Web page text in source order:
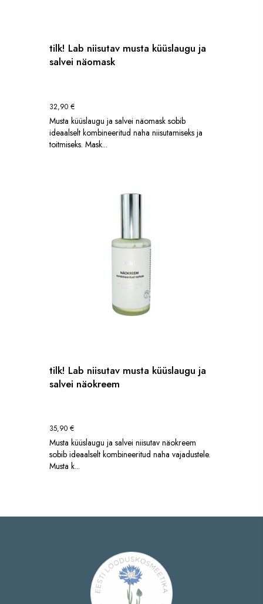
tilk! Lab niisutav musta küüslaugu ja
salvei näomask
32,90 €
Musta küüslaugu ja salvei näomask sobib
ideaalselt kombineeritud naha niisutamiseks ja
toitmiseks. Mask...
tilk! Lab niisutav musta küüslaugu ja
salvei näokreem
35,90 €
Musta küüslaugu ja salvei niisutav näokreem
sobib ideaalselt kombineeritud naha vajadustele.
Musta k...